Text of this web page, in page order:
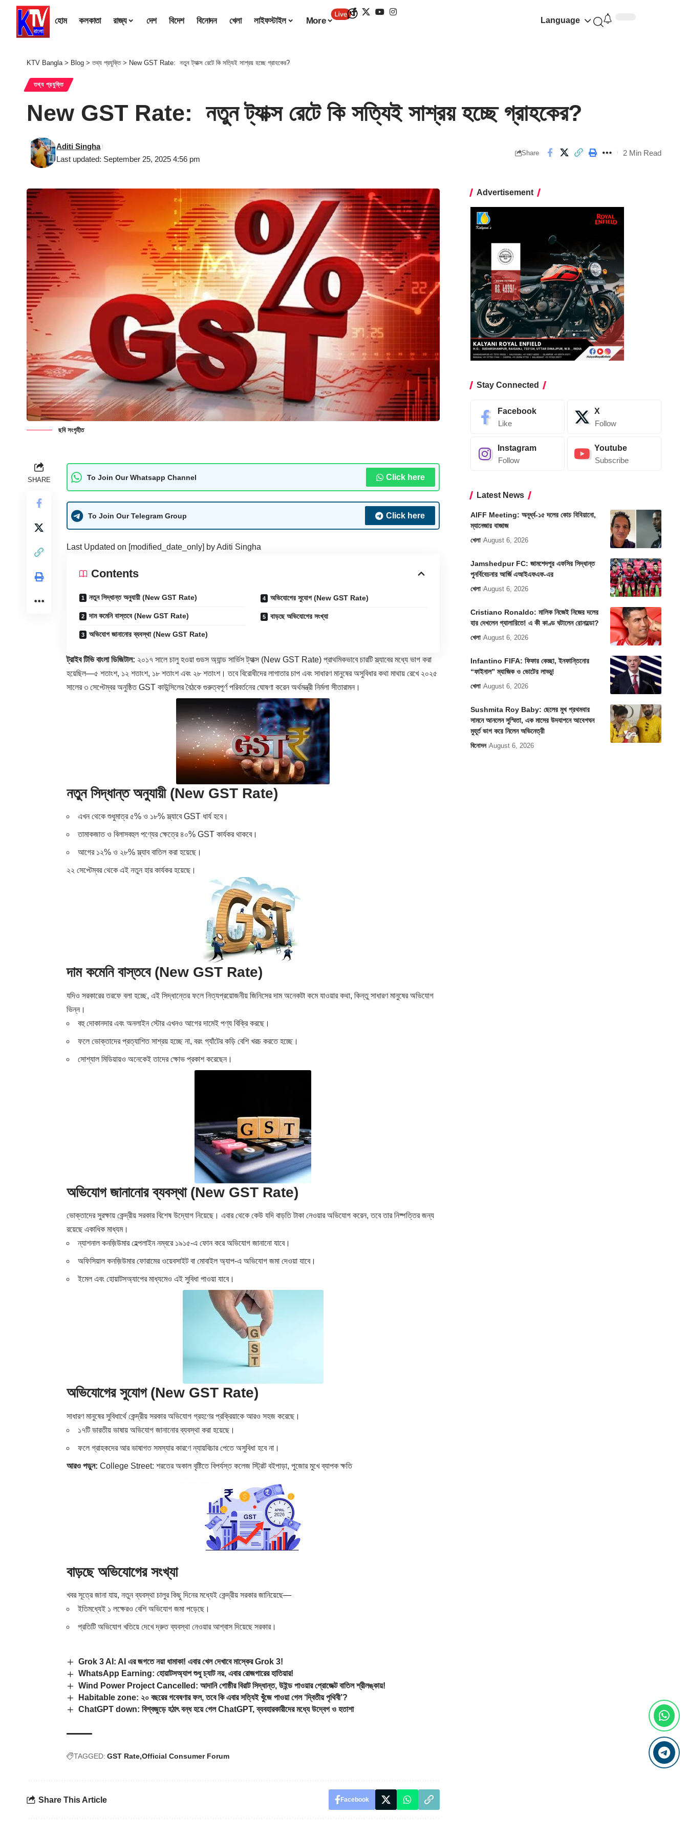
হোম কলকাতা রাজ্য দেশ বিদেশ বিনোদন খেলা লাইফস্টাইল More Language
KTV Bangla> Blog >তথ্য প্রযুক্তি> New GST Rate: নতুন ট্যাক্স রেটে কি সত্যিই সাশ্রয় হচ্ছে গ্রাহকের?
তথ্য প্রযুক্তি
New GST Rate: নতুন ট্যাক্স রেটে কি সত্যিই সাশ্রয় হচ্ছে গ্রাহকের?
Last updated: September 25, 2025 4:56 pm
Aditi Singha
Share 2 Min Read
ছবি সংগৃহীত
SHARE To Join Our Whatsapp Channel Click here
To Join Our Telegram Group Click here
Last Updated on [modified_date_only] byAditi Singha
Contents
নতুন সিদ্ধান্ত অনুযায়ী (New GST Rate)
দাম কমেনি বাস্তবে (New GST Rate)
অভিযোগ জানানোর ব্যবস্থা (New GST Rate)
অভিযোগের সুযোগ (New GST Rate)
বাড়ছে অভিযোগের সংখ্যা
ট্রাইব টিভি বাংলা ডিজিটাল: ২০১৭ সালে চালু হওয়া গুডস অ্যান্ড সার্ভিস ট্যাক্স (New GST Rate) প্রাথমিকভাবে চারটি স্ল্যাবের মধ্যে ভাগ করা
হয়েছিল—৫ শতাংশ, ১২ শতাংশ, ১৮ শতাংশ এবং ২৮ শতাংশ। তবে বিরোধীদের লাগাতার চাপ এবং সাধারণ মানুষের অসুবিধার কথা মাথায় রেখে ২০২৫
সালের ৩ সেপ্টেম্বর অনুষ্ঠিত GST কাউন্সিলের বৈঠকে গুরুত্বপূর্ণ পরিবর্তনের ঘোষণা করেন অর্থমন্ত্রী নির্মলা সীতারামন।
নতুন সিদ্ধান্ত অনুযায়ী (New GST Rate)
এখন থেকে শুধুমাত্র ৫% ও ১৮% স্ল্যাবে GST ধার্য হবে।
তামাকজাত ও বিলাসবহুল পণ্যের ক্ষেত্রে ৪০% GST কার্যকর থাকবে।
আগের ১২% ও ২৮% স্ল্যাব বাতিল করা হয়েছে।
২২ সেপ্টেম্বর থেকে এই নতুন হার কার্যকর হয়েছে।
দাম কমেনি বাস্তবে (New GST Rate)
যদিও সরকারের তরফে বলা হচ্ছে, এই সিদ্ধান্তের ফলে নিত্যপ্রয়োজনীয় জিনিসের দাম অনেকটা কমে যাওয়ার কথা, কিন্তু সাধারণ মানুষের অভিযোগ
ভিন্ন।
বহু দোকানদার এবং অনলাইন স্টোর এখনও আগের দামেই পণ্য বিক্রি করছে।
ফলে ভোক্তাদের প্রত্যাশিত সাশ্রয় হচ্ছে না, বরং গ্যাঁটের কড়ি বেশি খরচ করতে হচ্ছে।
সোশ্যাল মিডিয়ায়ও অনেকেই তাদের ক্ষোভ প্রকাশ করেছেন।
অভিযোগ জানানোর ব্যবস্থা (New GST Rate)
ভোক্তাদের সুরক্ষায় কেন্দ্রীয় সরকার বিশেষ উদ্যোগ নিয়েছে। এবার থেকে কেউ যদি বাড়তি টাকা নেওয়ার অভিযোগ করেন, তবে তার নিষ্পত্তির জন্য
রয়েছে একাধিক মাধ্যম।
ন্যাশনাল কনজ়িউমার হেল্পলাইন নম্বরে ১৯১৫-এ ফোন করে অভিযোগ জানানো যাবে।
অফিসিয়াল কনজ়িউমার ফোরামের ওয়েবসাইট বা মোবাইল অ্যাপ-এ অভিযোগ জমা দেওয়া যাবে।
ইমেল এবং হোয়াটসঅ্যাপের মাধ্যমেও এই সুবিধা পাওয়া যাবে।
অভিযোগের সুযোগ (New GST Rate)
সাধারণ মানুষের সুবিধার্থে কেন্দ্রীয় সরকার অভিযোগ গ্রহণের প্রক্রিয়াকে আরও সহজ করেছে।
১৭টি ভারতীয় ভাষায় অভিযোগ জানানোর ব্যবস্থা করা হয়েছে।
ফলে গ্রাহকদের আর ভাষাগত সমস্যার কারণে ন্যায়বিচার পেতে অসুবিধা হবে না।
আরও পড়ুন: College Street: শরতের অকাল বৃষ্টিতে বিপর্যস্ত কলেজ স্ট্রিট বইপাড়া, পুজোর মুখে ব্যাপক ক্ষতি
বাড়ছে অভিযোগের সংখ্যা
খবর সূত্রে জানা যায়, নতুন ব্যবস্থা চালুর কিছু দিনের মধ্যেই কেন্দ্রীয় সরকার জানিয়েছে—
ইতিমধ্যেই ১ লক্ষেরও বেশি অভিযোগ জমা পড়েছে।
প্রতিটি অভিযোগ খতিয়ে দেখে দ্রুত ব্যবস্থা নেওয়ার আশ্বাস দিয়েছে সরকার।
Grok 3 AI: AI এর জগতে নয়া ধামাকা! এবার খেল দেখাবে মাস্কের Grok 3!
WhatsApp Earning: হোয়াটসঅ্যাপ শুধু চ্যাট নয়, এবার রোজগারের হাতিয়ার!
Wind Power Project Cancelled: আদানি গোষ্ঠীর বিরাট সিদ্ধান্ত, উইন্ড পাওয়ার প্রোজেক্ট বাতিল শ্রীলঙ্কায়!
Habitable zone: ২০ বছরের গবেষণার ফল, তবে কি এবার সত্যিই খুঁজে পাওয়া গেল ‘দ্বিতীয় পৃথিবী’?
ChatGPT down: বিশ্বজুড়ে হঠাৎ বন্ধ হয়ে গেল ChatGPT, ব্যবহারকারীদের মধ্যে উদ্বেগ ও হতাশা
TAGGED: GST Rate Official Consumer Forum
Share This Article Facebook
Advertisement
Stay Connected
Facebook
Like
X
Follow
Instagram
Follow
Youtube
Subscribe
Latest News
AIFF Meeting: অনূর্ধ্ব-১৫ দলের কোচ বিবিয়ানো,
ম্যানেজার বাজাজ
খেলা August 6, 2026
Jamshedpur FC: জামশেদপুর এফসির সিদ্ধান্ত
পুনর্বিবেচনার আর্জি এআইএফএফ-এর
খেলা August 6, 2026
Cristiano Ronaldo: মালিক নিজেই নিজের দলের
হার দেখলেন গ্যালারিতে! এ কী কাণ্ড ঘটালেন রোনাল্ডো?
খেলা August 6, 2026
Infantino FIFA: ফিফার কেচ্ছা, ইনফান্তিনোর
“ফাইনাল” ম্যাজিক ও ভোটের লাড্ডু!
খেলা August 6, 2026
Sushmita Roy Baby: ছেলের মুখ প্রথমবার
সামনে আনলেন সুস্মিতা, এক মাসের উদযাপনে আবেগঘন
মুহূর্ত ভাগ করে নিলেন অভিনেত্রী
বিনোদন August 6, 2026